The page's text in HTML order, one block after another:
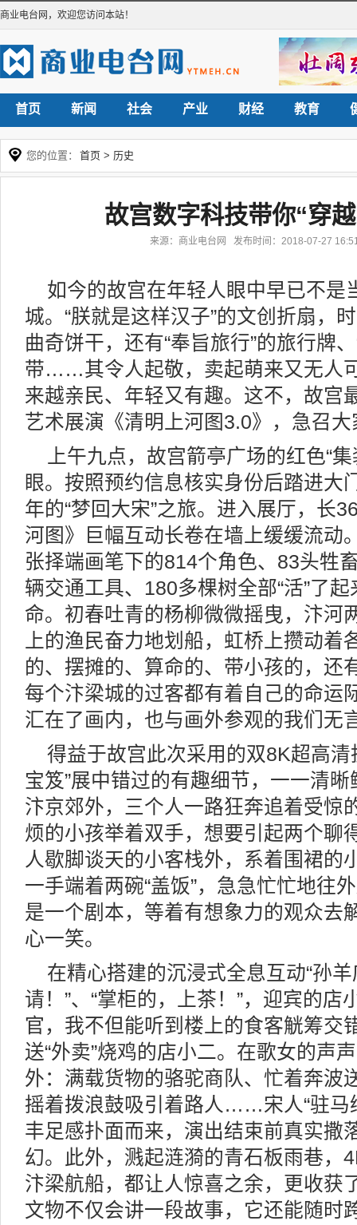
商业电台网 ，欢迎您访问本站！
首页 新闻 社会 产业 财经 教育
您的位置： 首页 > 历史
故宫数字科技带你“穿
来源：商业电台网 发布时间：2018-07-27
如今的故宫在年轻人眼中早已不是
城。“朕就是这样汉子”的文创折扇，
曲奇饼干，还有“奉旨旅行”的旅行牌
带……其令人起敬，卖起萌来又无人
来越亲民、年轻又有趣。这不，故宫
艺术展演《清明上河图3.0》，急召大
上午九点，故宫箭亭广场的红色“
眼。按照预约信息核实身份后踏进大
年的“梦回大宋”之旅。进入展厅，长
河图》巨幅互动长卷在墙上缓缓流动
张择端画笔下的814个角色、83头牲
辆交通工具、180多棵树全部“活”了
命。初春吐青的杨柳微微摇曳，汴河
上的渔民奋力地划船，虹桥上攒动着
的、摆摊的、算命的、带小孩的，
每个汴梁城的过客都有着自己的命运
汇在了画内，也与画外参观的我们无
得益于故宫此次采用的双8K超高清
宝笈”展中错过的有趣细节，一一清
汴京郊外，三个人一路狂奔追着受惊
烦的小孩举着双手，想要引起两个聊
人歇脚谈天的小客栈外，系着围裙的
一手端着两碗“盖饭”，急急忙忙地
是一个剧本，等着有想象力的观众去
心一笑。
在精心搭建的沉浸式全息互动“孙羊
请！”、“掌柜的，上茶！”，迎宾的
官，我不但能听到楼上的食客觥筹交
送“外卖”烧鸡的店小二。在歌女的声
外：满载货物的骆驼商队、忙着奔波
摇着拨浪鼓吸引着路人……宋人“驻马
丰足感扑面而来，演出结束前真实撒
幻。此外，溅起涟漪的青石板雨巷，
汴梁航船，都让人惊喜之余，更收获
文物不仅会讲一段故事，它还能随时